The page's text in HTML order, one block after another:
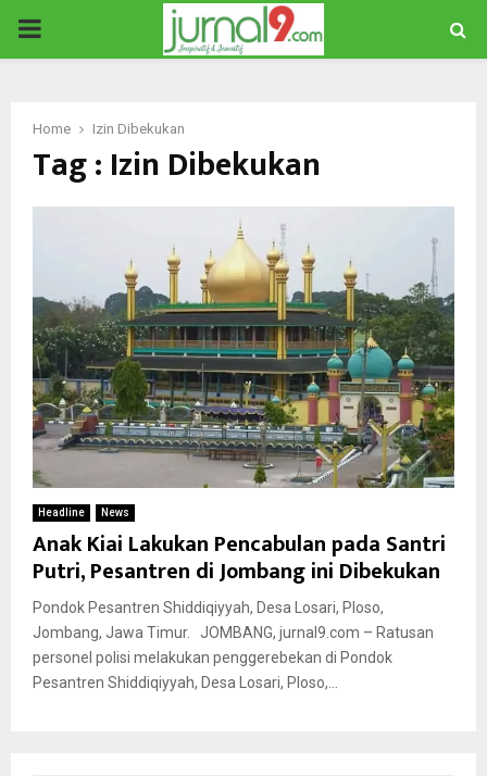
PRIMARY
Home Izin Dibekukan
Tag : Izin Dibekukan
Headline News
Anak Kiai Lakukan Pencabulan pada Santri
Putri, Pesantren di Jombang ini Dibekukan
Pondok Pesantren Shiddiqiyyah, Desa Losari, Ploso,
Jombang, Jawa Timur. JOMBANG, jurnal9.com – Ratusan
personel polisi melakukan penggerebekan di Pondok
Pesantren Shiddiqiyyah, Desa Losari, Ploso,...